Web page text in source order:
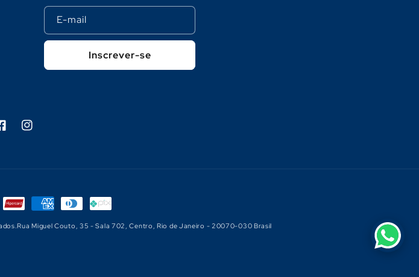
E-mail
Inscrever-se
Instagram
Miguel Couto, 35 - Sala 702, Centro, Rio de Janeiro - 20070-030 Brasil